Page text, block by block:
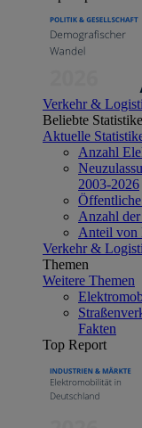
Verkehr &
Beliebte
Aktuelle
Anzahl
2003-2026
Anzahl
Anteil von
Verkehr &
Themen
Weitere Themen
Fakten
Top Report